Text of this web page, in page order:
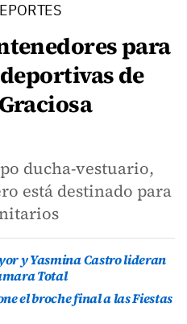
para
de
ducha-vestuario,
está destinado para
y Yasmina Castro lideran
Total
el broche final a las Fiestas